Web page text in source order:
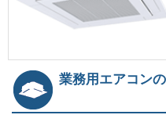
業務用エアコン